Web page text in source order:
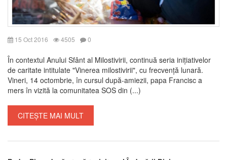
15 Oct 2016 4505 0
În contextul Anului Sfânt al Milostivirii, continuă seria inițiativelor
de caritate intitulate "Vinerea milostivirii", cu frecvență lunară.
Vineri, 14 octombrie, în cursul după-amiezii, papa Francisc a
mers în vizită la comunitatea SOS din (...)
CITEȘTE MAI MULT